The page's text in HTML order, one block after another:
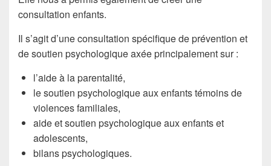
consultation enfants.
Il s’agit d’une consultation spécifique de prévention et
de soutien psychologique axée principalement sur :
l’aide à la parentalité,
le soutien psychologique aux enfants témoins de
violences familiales,
aide et soutien psychologique aux enfants et
adolescents,
bilans psychologiques.